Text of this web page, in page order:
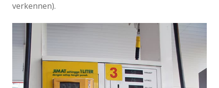
verkennen).